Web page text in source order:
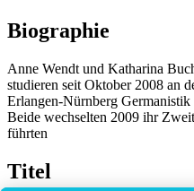
Biographie
Anne Wendt und Katharina
studieren seit Oktober 2008 an
Erlangen-Nürnberg
Beide wechselten 2009 ihr
führten
Titel